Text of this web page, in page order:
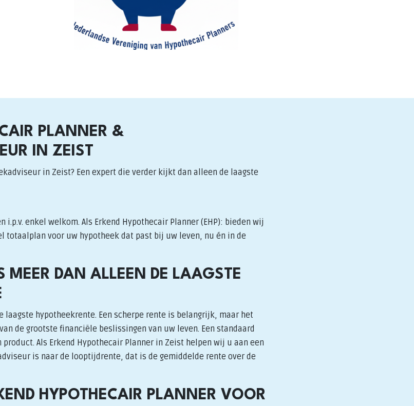
PLANNER &
IN ZEIST
in Zeist? Een expert die verder kijkt dan alleen de laagste
enkel welkom. Als Erkend Hypothecair Planner (EHP): bieden wij
totaalplan voor uw hypotheek dat past bij uw leven, nu én in de
MEER DAN ALLEEN DE LAAGSTE
laagste hypotheekrente. Een scherpe rente is belangrijk, maar het
de grootste financiële beslissingen van uw leven. Een standaard
Als Erkend Hypothecair Planner in Zeist helpen wij u aan een
is naar de looptijdrente, dat is de gemiddelde rente over de
HYPOTHECAIR PLANNER VOOR